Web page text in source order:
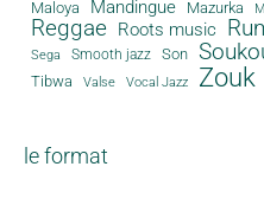
Maloya Mandingue Mazurka
Reggae Roots music
Sega Smooth jazz Son
Tibwa Valse Vocal Jazz Zouk
le format